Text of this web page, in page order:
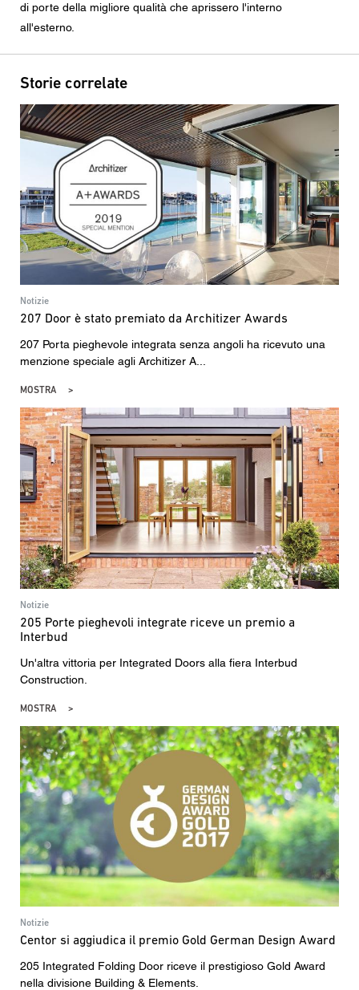
di porte della migliore qualità che aprissero l'interno
all'esterno.
Storie correlate
Notizie
207 Door è stato premiato da Architizer Awards
207 Porta pieghevole integrata senza angoli ha ricevuto una
menzione speciale agli Architizer A...
MOSTRA
Notizie
205 Porte pieghevoli integrate riceve un premio a
Interbud
Un'altra vittoria per Integrated Doors alla fiera Interbud
Construction.
MOSTRA
Notizie
Centor si aggiudica il premio Gold German Design Award
205 Integrated Folding Door riceve il prestigioso Gold Award
nella divisione Building & Elements.
L'utilizzo dei vostri dati personali sarà conforme a tutte le